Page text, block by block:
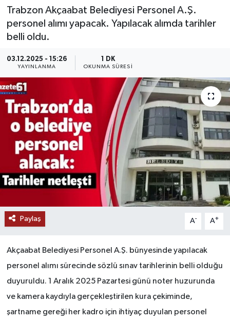
Trabzon Akçaabat Belediyesi Personel A.Ş.
personel alımı yapacak. Yapılacak alımda tarihler
belli oldu.
03.12.2025 - 15:26
YAYINLANMA
1 DK
OKUNMA SÜRESI
Paylaş A- A+
Akçaabat Belediyesi Personel A.Ş. bünyesinde yapılacak
personel alımı sürecinde sözlü sınav tarihlerinin belli olduğu
duyuruldu. 1 Aralık 2025 Pazartesi günü noter huzurunda
ve kamera kaydıyla gerçekleştirilen kura çekiminde,
şartname gereği her kadro için ihtiyaç duyulan personel
Son Dakika Haberleri
Haber Arşivi